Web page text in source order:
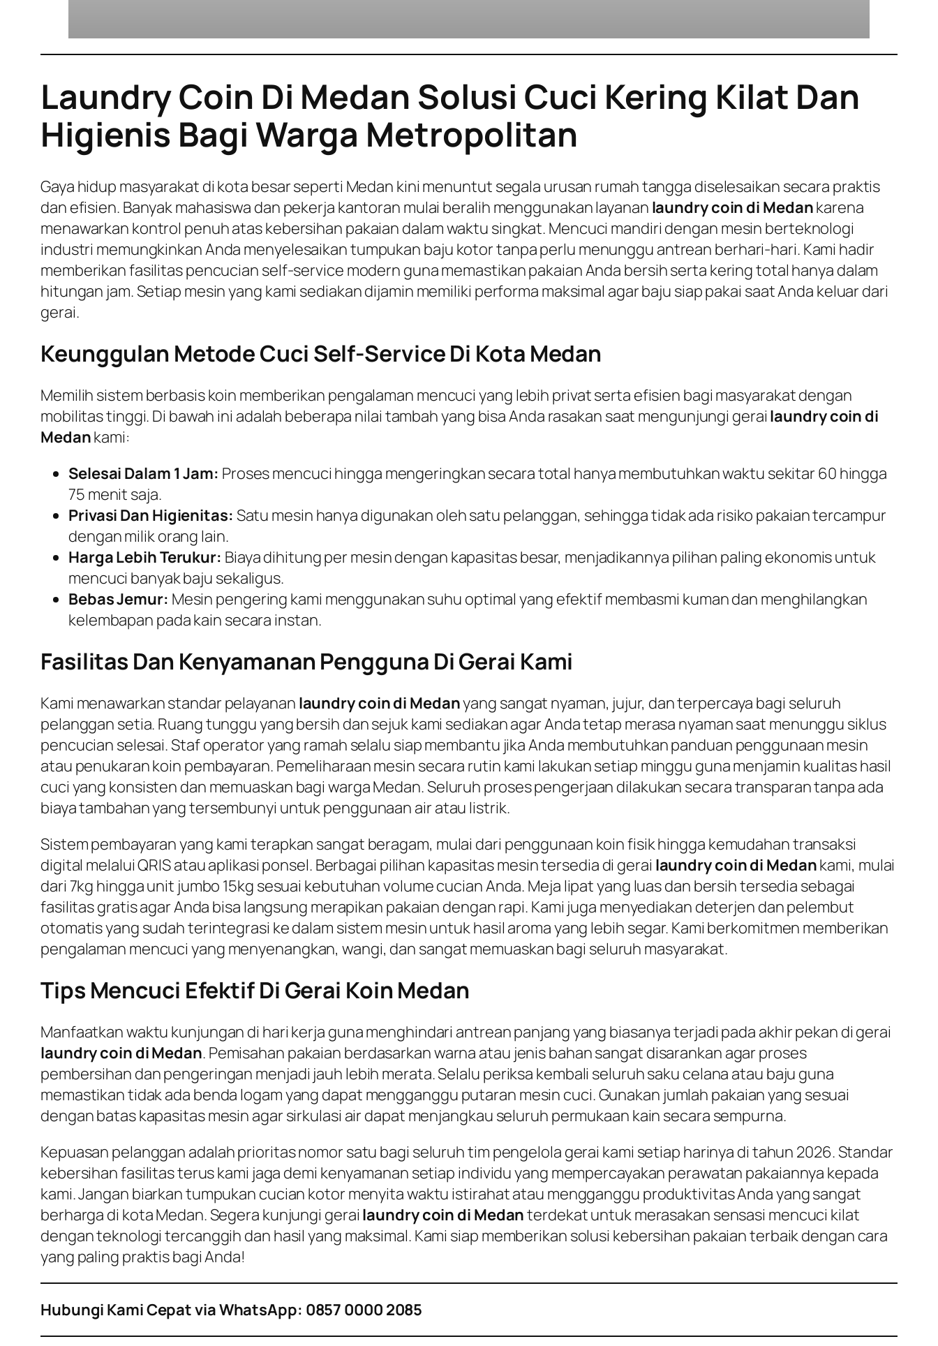
Laundry Coin Di Medan Solusi Cuci Kering Kilat Dan
Higienis Bagi Warga Metropolitan
Gaya hidup masyarakat di kota besar seperti Medan kini menuntut segala urusan rumah tangga diselesaikan secara praktis
dan efisien. Banyak mahasiswa dan pekerja kantoran mulai beralih menggunakan layanan laundry coin di Medankarena
menawarkan kontrol penuh atas kebersihan pakaian dalam waktu singkat. Mencuci mandiri dengan mesin berteknologi
industri memungkinkan Anda menyelesaikan tumpukan baju kotor tanpa perlu menunggu antrean berhari-hari. Kami hadir
memberikan fasilitas pencucian self-service modern guna memastikan pakaian Anda bersih serta kering total hanya dalam
hitungan jam. Setiap mesin yang kami sediakan dijamin memiliki performa maksimal agar baju siap pakai saat Anda keluar dari
gerai.
Keunggulan Metode Cuci Self-Service Di Kota Medan
Memilih sistem berbasis koin memberikan pengalaman mencuci yang lebih privat serta efisien bagi masyarakat dengan
mobilitas tinggi. Di bawah ini adalah beberapa nilai tambah yang bisa Anda rasakan saat mengunjungi gerai laundry coin di
Medankami:
Selesai Dalam 1 Jam: Proses mencuci hingga mengeringkan secara total hanya membutuhkan waktu sekitar 60 hingga
75 menit saja.
Privasi Dan Higienitas: Satu mesin hanya digunakan oleh satu pelanggan, sehingga tidak ada risiko pakaian tercampur
dengan milik orang lain.
Harga Lebih Terukur: Biaya dihitung per mesin dengan kapasitas besar, menjadikannya pilihan paling ekonomis untuk
mencuci banyak baju sekaligus.
Bebas Jemur: Mesin pengering kami menggunakan suhu optimal yang efektif membasmi kuman dan menghilangkan
kelembapan pada kain secara instan.
Fasilitas Dan Kenyamanan Pengguna Di Gerai Kami
Kami menawarkan standar pelayanan laundry coin di Medanyang sangat nyaman, jujur, dan terpercaya bagi seluruh
pelanggan setia. Ruang tunggu yang bersih dan sejuk kami sediakan agar Anda tetap merasa nyaman saat menunggu siklus
pencucian selesai. Staf operator yang ramah selalu siap membantu jika Anda membutuhkan panduan penggunaan mesin
atau penukaran koin pembayaran. Pemeliharaan mesin secara rutin kami lakukan setiap minggu guna menjamin kualitas hasil
cuci yang konsisten dan memuaskan bagi warga Medan. Seluruh proses pengerjaan dilakukan secara transparan tanpa ada
biaya tambahan yang tersembunyi untuk penggunaan air atau listrik.
Sistem pembayaran yang kami terapkan sangat beragam, mulai dari penggunaan koin fisik hingga kemudahan transaksi
digital melalui QRIS atau aplikasi ponsel. Berbagai pilihan kapasitas mesin tersedia di gerai laundry coin di Medankami, mulai
dari 7kg hingga unit jumbo 15kg sesuai kebutuhan volume cucian Anda. Meja lipat yang luas dan bersih tersedia sebagai
fasilitas gratis agar Anda bisa langsung merapikan pakaian dengan rapi. Kami juga menyediakan deterjen dan pelembut
otomatis yang sudah terintegrasi ke dalam sistem mesin untuk hasil aroma yang lebih segar. Kami berkomitmen memberikan
pengalaman mencuci yang menyenangkan, wangi, dan sangat memuaskan bagi seluruh masyarakat.
Tips Mencuci Efektif Di Gerai Koin Medan
Manfaatkan waktu kunjungan di hari kerja guna menghindari antrean panjang yang biasanya terjadi pada akhir pekan di gerai
laundry coin di Medan. Pemisahan pakaian berdasarkan warna atau jenis bahan sangat disarankan agar proses
pembersihan dan pengeringan menjadi jauh lebih merata. Selalu periksa kembali seluruh saku celana atau baju guna
memastikan tidak ada benda logam yang dapat mengganggu putaran mesin cuci. Gunakan jumlah pakaian yang sesuai
dengan batas kapasitas mesin agar sirkulasi air dapat menjangkau seluruh permukaan kain secara sempurna.
Kepuasan pelanggan adalah prioritas nomor satu bagi seluruh tim pengelola gerai kami setiap harinya di tahun 2026. Standar
kebersihan fasilitas terus kami jaga demi kenyamanan setiap individu yang mempercayakan perawatan pakaiannya kepada
kami. Jangan biarkan tumpukan cucian kotor menyita waktu istirahat atau mengganggu produktivitas Anda yang sangat
berharga di kota Medan. Segera kunjungi gerai laundry coin di Medanterdekat untuk merasakan sensasi mencuci kilat
dengan teknologi tercanggih dan hasil yang maksimal. Kami siap memberikan solusi kebersihan pakaian terbaik dengan cara
yang paling praktis bagi Anda!
Hubungi Kami Cepat via WhatsApp: 0857 0000 2085